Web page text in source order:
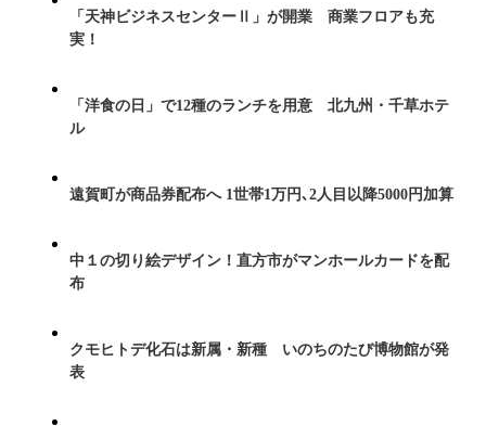
「天神ビジネスセンターⅡ」が開業 商業フロアも充
実！
「洋食の日」で12種のランチを用意 北九州・千草ホテ
ル
遠賀町が商品券配布へ 1世帯1万円､2人目以降5000円加算
中１の切り絵デザイン！直方市がマンホールカードを配
布
クモヒトデ化石は新属・新種 いのちのたび博物館が発
表